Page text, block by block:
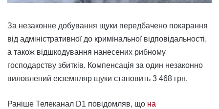
За незаконне добування щуки передбачено покарання
від адміністративної до кримінальної відповідальності,
а також відшкодування нанесених рибному
господарству збитків. Компенсація за один незаконно
виловлений екземпляр щуки становить 3 468 грн.
Раніше Телеканал D1 повідомляв, що на